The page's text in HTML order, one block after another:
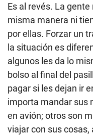
Es al revés. La
misma manera ni
por ellas. Forzar un
la situación es
algunos les da lo
bolso al final del
pagar si les dejan ir
importa mandar sus
en avión; otros son
viajar con sus